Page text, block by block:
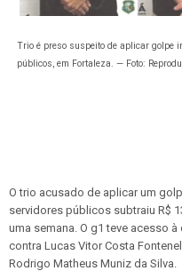
Trio é preso suspeito de aplicar golpe
públicos, em Fortaleza. — Foto:
O trio acusado de aplicar um
servidores públicos subtraiu R$
uma semana. O g1 teve acesso
contra Lucas Vitor Costa
Rodrigo Matheus Muniz da Silva.